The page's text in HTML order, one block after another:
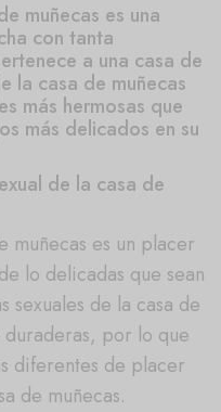
muñecas es una
con tanta
a una casa de
la casa de muñecas
más hermosas que
más delicados en su
de la casa de
muñecas es un placer
lo delicadas que sean
sexuales de la casa de
duraderas, por lo que
diferentes de placer
de muñecas.